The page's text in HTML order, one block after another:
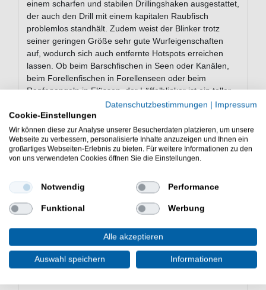
einem scharfen und stabilen Drillingshaken ausgestattet,
der auch den Drill mit einem kapitalen Raubfisch
problemlos standhält. Zudem weist der Blinker trotz
seiner geringen Größe sehr gute Wurfeigenschaften
auf, wodurch sich auch entfernte Hotspots erreichen
lassen. Ob beim Barschfischen in Seen oder Kanälen,
beim Forellenfischen in Forellenseen oder beim
Rapfenangeln in Flüssen, der Löffelblinker ist ein toller
Raubfischköder zum Spinnfischen.
Eigenschaften der Oldstream
Forellenblinker
andere Raubfische
Gewicht: 7,5g
taumelnde Köderaktion für ein attraktives
Laufverhalten
mit einem stabilen & scharfen Drilling ausgestattet
Datenschutzbestimmungen | Impressum
Cookie-Einstellungen
Wir können diese zur Analyse unserer Besucherdaten platzieren, um unsere
Webseite zu verbessern, personalisierte Inhalte anzuzeigen und Ihnen ein
großartiges Webseiten-Erlebnis zu bieten. Für weitere Informationen zu den
von uns verwendeten Cookies öffnen Sie die Einstellungen.
Notwendig Performance
Funktional Werbung
Alle akzeptieren
Auswahl speichern Informationen